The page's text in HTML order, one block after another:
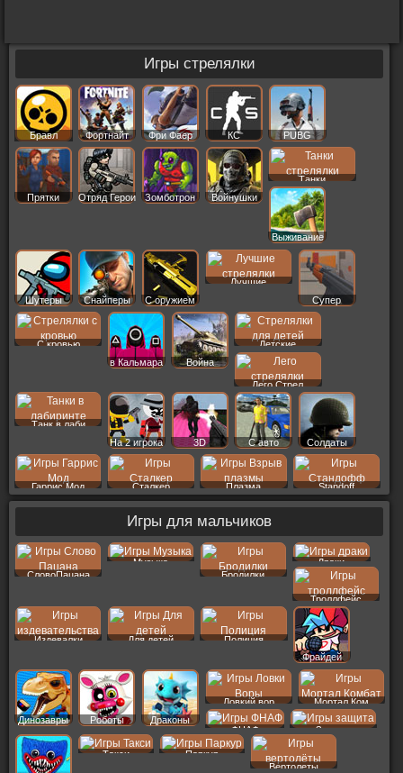
Игры стрелялки
Бравл
Старс
Фортнайт Фри Фаер КС PUBG
Прятки Отряд Герои Зомботрон Войнушки
Танки
Выживание
Шутеры Снайперы С оружием
Лучшие
Супер
С кровью
в Кальмара
Война
Детские
Лего Стрел
Танк в лаби
На 2 игрока
3D С авто Солдаты
Гаррис Мод Сталкер Плазма Standoff
Игры для мальчиков
СловоПацана
Музыка
Бродилки
Драки
Троллфейс
Издевалки Для детей
Полиция
Фрайдей
Динозавры Роботы Драконы
Ловкий вор Мортал Ком
ФНАФ Защита
Такси
Паркур
Вертолеты